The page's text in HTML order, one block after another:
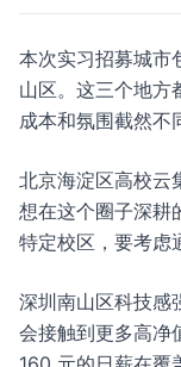
本次实习招募城市
山区。这三个地方
成本和氛围截然不
北京海淀区高校云
想在这个圈子深耕
特定校区，要考虑
深圳南山区科技感
会接触到更多高净